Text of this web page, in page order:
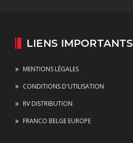
LIENS IMPORTANTS
MENTIONS LÉGALES
CONDITIONS D'UTILISATION
RV DISTRIBUTION
FRANCO BELGE EUROPE